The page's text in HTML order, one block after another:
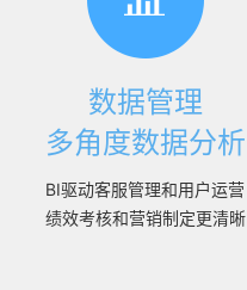
数据管理
多角度数据分析
BI驱动客服管理和用户运营
绩效考核和营销制定更清晰